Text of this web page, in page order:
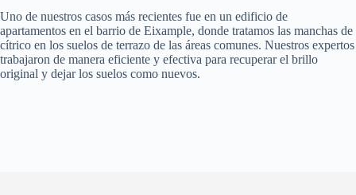
Uno de nuestros casos más recientes fue en un edificio de
apartamentos en el barrio de Eixample, donde tratamos las manchas de
cítrico en los suelos de terrazo de las áreas comunes. Nuestros expertos
trabajaron de manera eficiente y efectiva para recuperar el brillo
original y dejar los suelos como nuevos.